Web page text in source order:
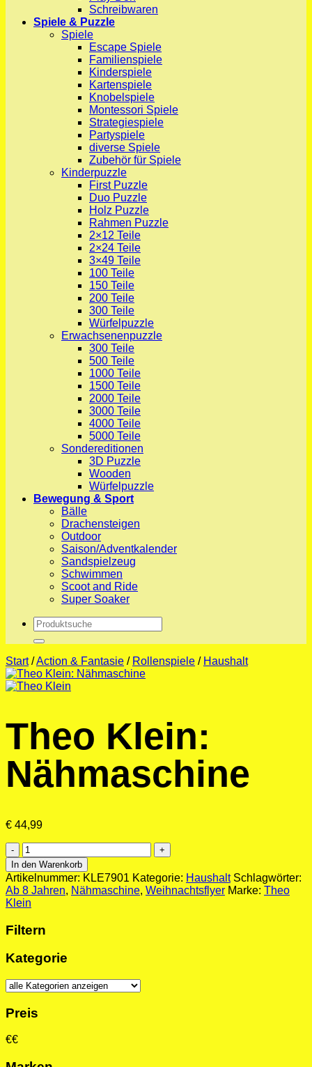
Schreibwaren
Spiele & Puzzle
Spiele
Escape Spiele
Familienspiele
Kinderspiele
Kartenspiele
Knobelspiele
Montessori Spiele
Strategiespiele
Partyspiele
diverse Spiele
Zubehör für Spiele
Kinderpuzzle
First Puzzle
Duo Puzzle
Holz Puzzle
Rahmen Puzzle
2×12 Teile
2×24 Teile
3×49 Teile
100 Teile
150 Teile
200 Teile
300 Teile
Würfelpuzzle
Erwachsenenpuzzle
300 Teile
500 Teile
1000 Teile
1500 Teile
2000 Teile
3000 Teile
4000 Teile
5000 Teile
Sondereditionen
3D Puzzle
Wooden
Würfelpuzzle
Bewegung & Sport
Bälle
Drachensteigen
Outdoor
Saison/Adventkalender
Sandspielzeug
Schwimmen
Scoot and Ride
Super Soaker
Suchen
nach:
Start /Action & Fantasie / Rollenspiele / Haushalt
Theo Klein:
Nähmaschine
€ 44,99
Theo
Klein:
Nähmaschine
Menge
In den Warenkorb
Artikelnummer: KLE7901 Kategorie: Haushalt Schlagwörter:
Ab 8 Jahren, Nähmaschine, Weihnachtsflyer Marke: Theo
Klein
Filtern
Kategorie
Preis
€€